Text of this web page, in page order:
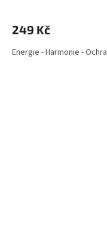
249 Kč
Energie - Harmonie -